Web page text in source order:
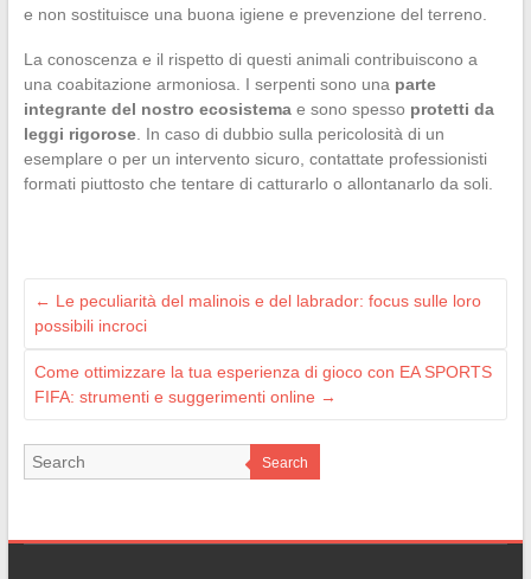
e non sostituisce una buona igiene e prevenzione del terreno.
La conoscenza e il rispetto di questi animali contribuiscono a
una coabitazione armoniosa. I serpenti sono una parte
integrante del nostro ecosistemae sono spesso protetti da
leggi rigorose. In caso di dubbio sulla pericolosità di un
esemplare o per un intervento sicuro, contattate professionisti
formati piuttosto che tentare di catturarlo o allontanarlo da soli.
← Le peculiarità del malinois e del labrador: focus sulle loro
possibili incroci
Come ottimizzare la tua esperienza di gioco con EA SPORTS
FIFA: strumenti e suggerimenti online →
Search